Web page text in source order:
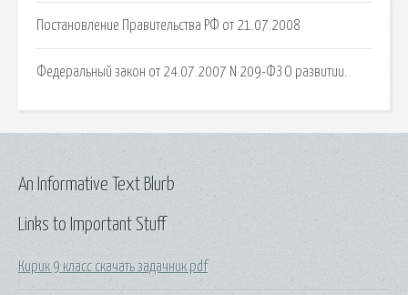
Постановление Правительства РФ от 21.07.2008
Федеральный закон от 24.07.2007 N 209-ФЗ О развитии.
Links to Important Stuff
Кирик 9 класс скачать задачник pdf
An Informative Text Blurb